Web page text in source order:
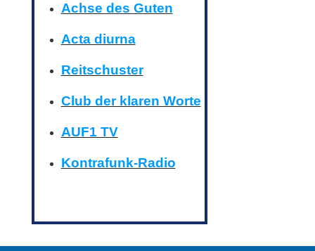
Achse des Guten
Acta diurna
Reitschuster
Club der klaren Worte
AUF1 TV
Kontrafunk-Radio